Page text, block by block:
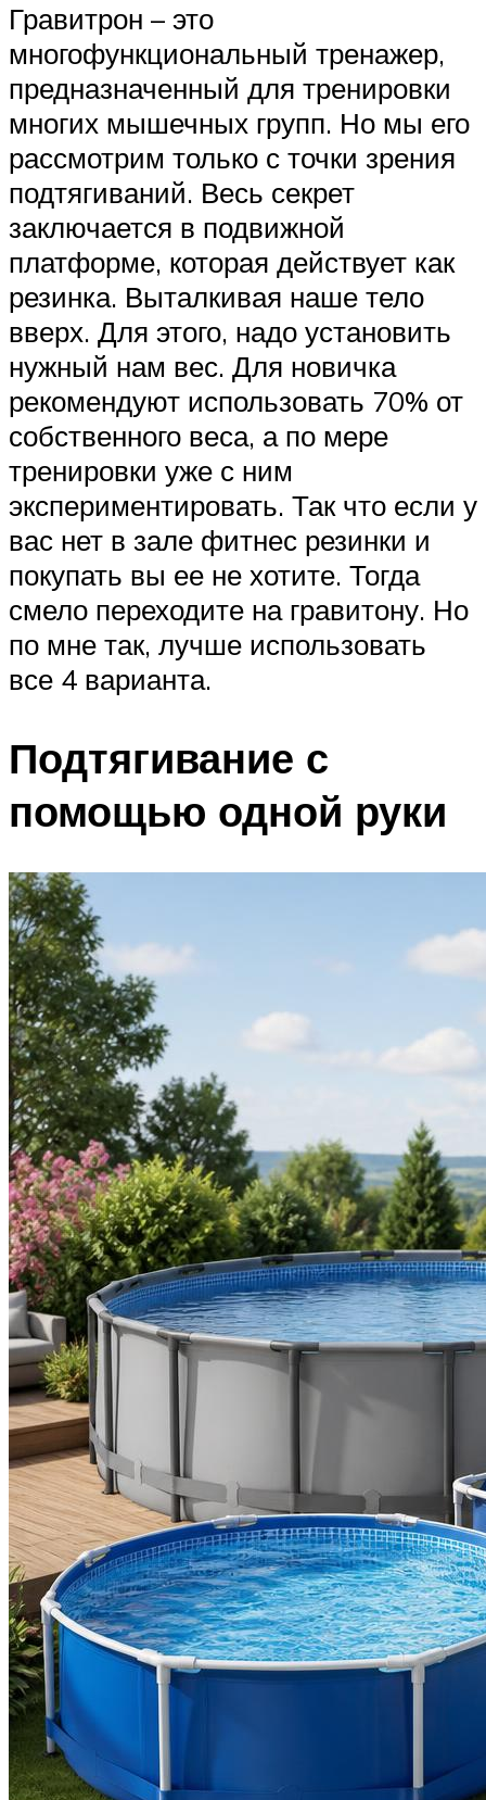
Гравитрон – это
многофункциональный тренажер,
предназначенный для тренировки
многих мышечных групп. Но мы его
рассмотрим только с точки зрения
подтягиваний. Весь секрет
заключается в подвижной
платформе, которая действует как
резинка. Выталкивая наше тело
вверх. Для этого, надо установить
нужный нам вес. Для новичка
рекомендуют использовать 70% от
собственного веса, а по мере
тренировки уже с ним
экспериментировать. Так что если у
вас нет в зале фитнес резинки и
покупать вы ее не хотите. Тогда
смело переходите на гравитону. Но
по мне так, лучше использовать
все 4 варианта.
Подтягивание с
помощью одной руки